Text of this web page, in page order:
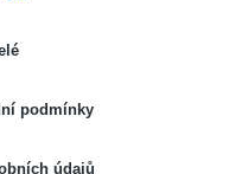
podmínky
údajů